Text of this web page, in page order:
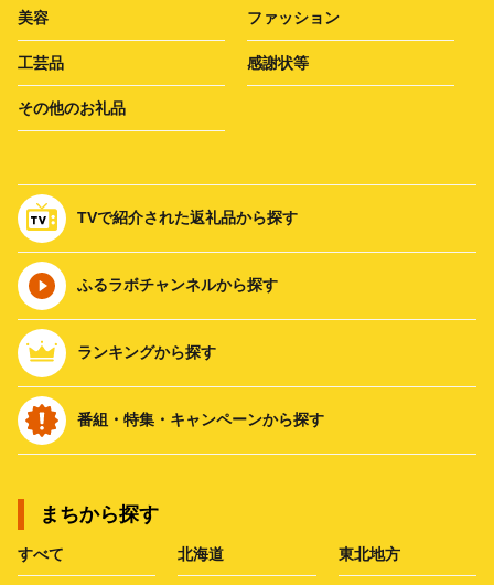
美容 ファッション
工芸品 感謝状等
その他のお礼品
TVで紹介された返礼品から探す
ふるラボチャンネルから探す
ランキングから探す
番組・特集・キャンペーンから探す
まちから探す
すべて 北海道 東北地方